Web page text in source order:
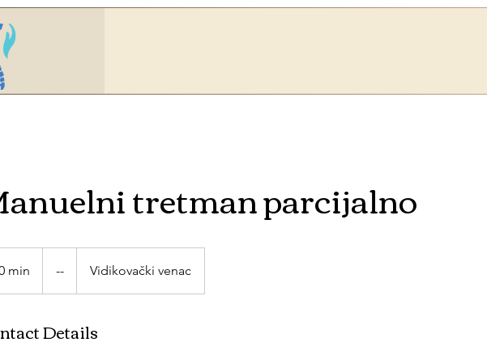
tretman parcijalno
min
0
i
-- Vidikovački venac
Details